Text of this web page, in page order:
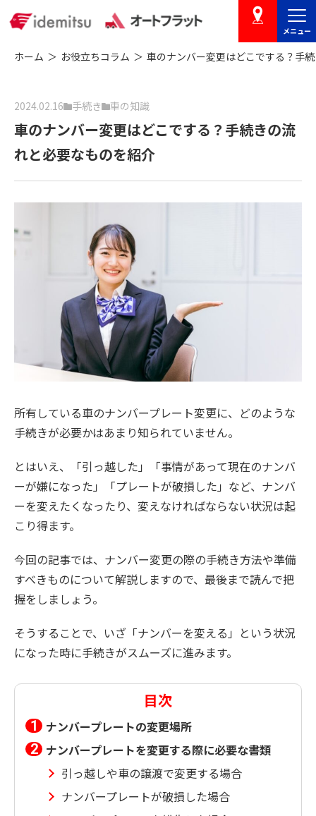
店舗を探す
メニュー
ホーム お役立ちコラム 車のナンバー変更はどこでする？手
2024.02.16 手続き 車の知識
車のナンバー変更はどこでする？手続きの流
れと必要なものを紹介
所有している車のナンバープレート変更に、どのような
手続きが必要かはあまり知られていません。
とはいえ、「引っ越した」「事情があって現在のナンバ
ーが嫌になった」「プレートが破損した」など、ナンバ
ーを変えたくなったり、変えなければならない状況は起
こり得ます。
今回の記事では、ナンバー変更の際の手続き方法や準備
すべきものについて解説しますので、最後まで読んで把
握をしましょう。
そうすることで、いざ「ナンバーを変える」という状況
になった時に手続きがスムーズに進みます。
目次
ナンバープレートの変更場所
ナンバープレートを変更する際に必要な書類
引っ越しや車の譲渡で変更する場合
ナンバープレートが破損した場合